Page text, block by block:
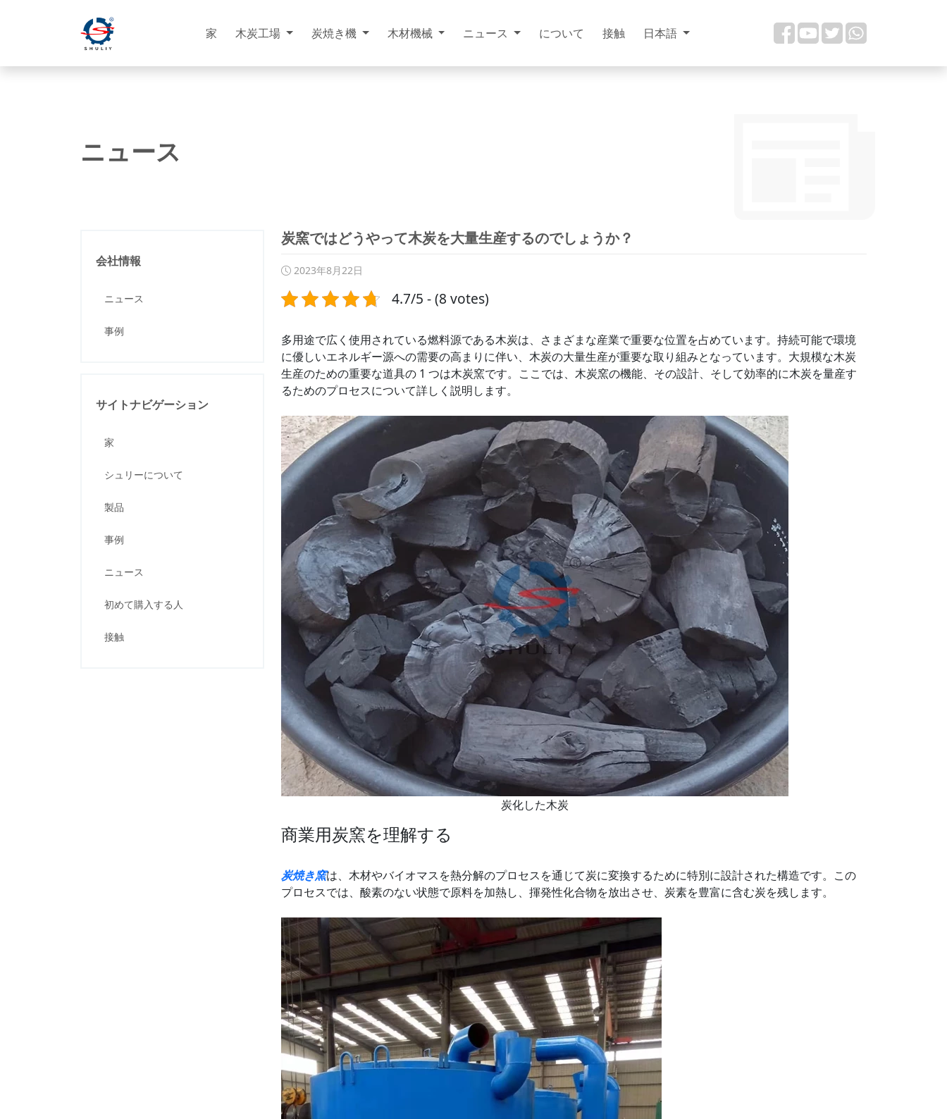
家 木炭工場 炭焼き機 木材機械 ニュース について 接触 日本語
ニュース
会社情報
ニュース
事例
サイトナビゲーション
家
シュリーについて
製品
事例
ニュース
初めて購入する人
接触
炭窯ではどうやって木炭を大量生産するのでしょうか？
2023年8月22日
4.7/5 - (8 votes)
多用途で広く使用されている燃料源である木炭は、さまざまな産業で重要な位置を占めています。持続可能で環境
に優しいエネルギー源への需要の高まりに伴い、木炭の大量生産が重要な取り組みとなっています。大規模な木炭
生産のための重要な道具の 1 つは木炭窯です。ここでは、木炭窯の機能、その設計、そして効率的に木炭を量産す
るためのプロセスについて詳しく説明します。
炭化した木炭
商業用炭窯を理解する
炭焼き窯は、木材やバイオマスを熱分解のプロセスを通じて炭に変換するために特別に設計された構造です。この
プロセスでは、酸素のない状態で原料を加熱し、揮発性化合物を放出させ、炭素を豊富に含む炭を残します。